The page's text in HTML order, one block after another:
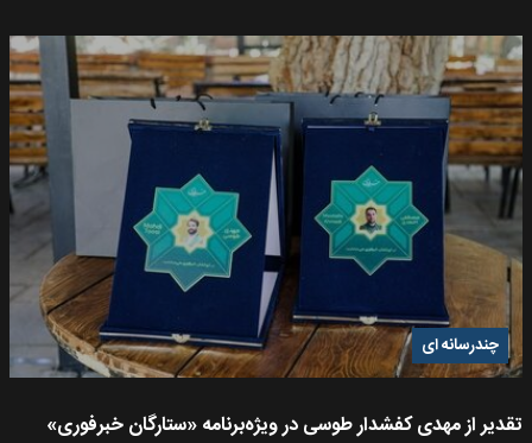
چندرسانه ای
تقدیر از مهدی کفشدار طوسی در ویژه‌برنامه «ستارگان خبرفوری»